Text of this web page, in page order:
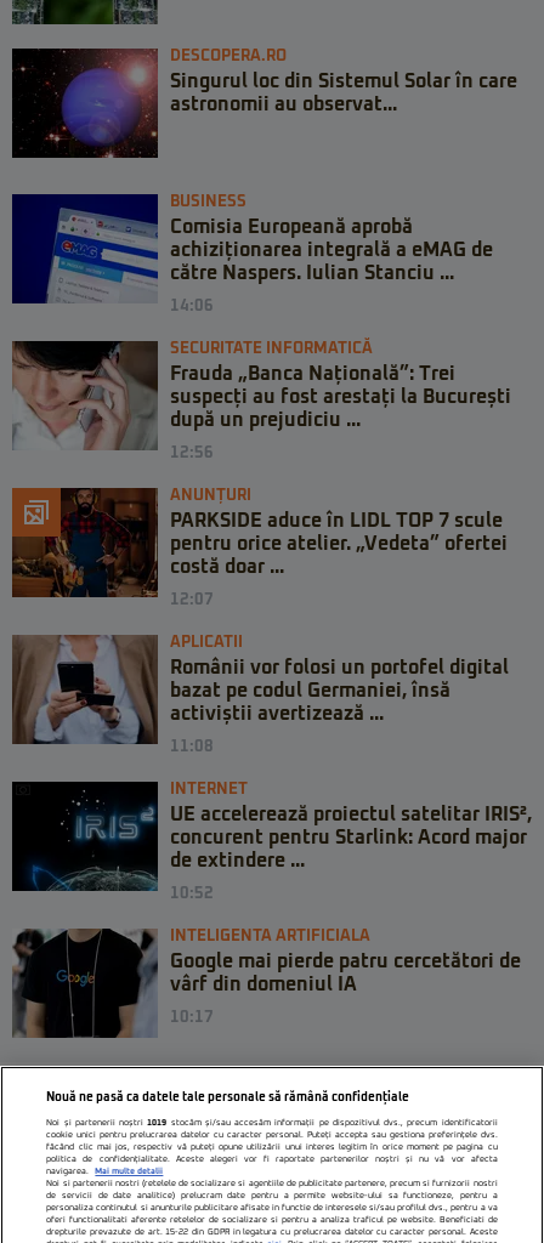
DESCOPERA.RO
Singurul loc din Sistemul Solar în care
astronomii au observat...
BUSINESS
Comisia Europeană aprobă
achiziționarea integrală a eMAG de
către Naspers. Iulian Stanciu ...
14:06
SECURITATE INFORMATICĂ
Frauda „Banca Națională”: Trei
suspecți au fost arestați la București
după un prejudiciu ...
12:56
ANUNȚURI
PARKSIDE aduce în LIDL TOP 7 scule
pentru orice atelier. „Vedeta” ofertei
costă doar ...
12:07
APLICATII
Românii vor folosi un portofel digital
bazat pe codul Germaniei, însă
activiștii avertizează ...
11:08
INTERNET
UE accelerează proiectul satelitar IRIS²,
concurent pentru Starlink: Acord major
de extindere ...
10:52
INTELIGENTA ARTIFICIALA
Google mai pierde patru cercetători de
vârf din domeniul IA
10:17
Nouă ne pasă ca datele tale personale să rămână confidențiale
Noi și partenerii noștri1019 stocăm și/sau accesăm informații pe dispozitivul dvs., precum identificatorii
cookie unici pentru prelucrarea datelor cu caracter personal. Puteți accepta sau gestiona preferințele dvs.
făcând clic mai jos, respectiv vă puteți opune utilizării unui interes legitim în orice moment pe pagina cu
politica de confidențialitate. Aceste alegeri vor fi raportate partenerilor noștri și nu vă vor afecta
navigarea.
Mai multe detalii
Noi si partenerii nostri (retelele de socializare si agentiile de publicitate partenere, precum si furnizorii nostri
de servicii de date analitice) prelucram date pentru a permite website-ului sa functioneze, pentru a
personaliza continutul si anunturile publicitare afisate in functie de interesele si/sau profilul dvs., pentru a va
oferi functionalitati aferente retelelor de socializare si pentru a analiza traficul pe website. Beneficiati de
drepturile prevazute de art. 15-22 din GDPR in legatura cu prelucrarea datelor cu caracter personal. Aceste